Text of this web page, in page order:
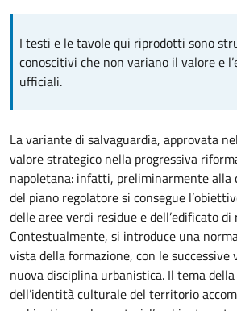
I testi e le tavole qui riprodotti sono
conoscitivi che non variano il valore e
ufficiali.
La variante di salvaguardia, approvata
valore strategico nella progressiva
napoletana: infatti, preliminarmente alla
del piano regolatore si consegue
delle aree verdi residue e dell’edificato
Contestualmente, si introduce una
vista della formazione, con le
nuova disciplina urbanistica. Il tema
dell’identità culturale del territorio